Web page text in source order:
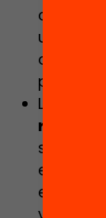
un
o menys
especial
els